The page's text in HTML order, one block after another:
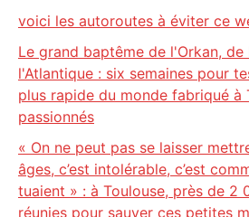
voici les autoroutes à éviter ce
Le grand baptême de l'Orkan, de
l'Atlantique : six semaines pour
plus rapide du monde fabriqué à
passionnés
« On ne peut pas se laisser
âges, c’est intolérable, c’est
tuaient » : à Toulouse, près de 2
réunies pour sauver ces petites